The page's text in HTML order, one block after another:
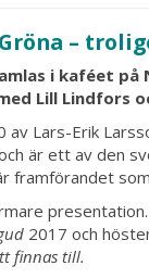
–
i kaféet
Lill Lindfors
Lars-Erik
är ett av den
framförandet
2017 och
finnas till.